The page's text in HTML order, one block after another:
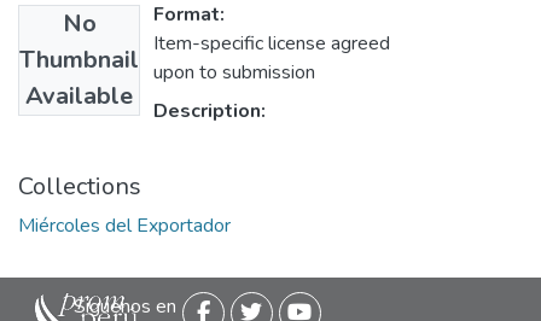
No
Thumbnail
Available
Format:
Item-specific license agreed
upon to submission
Description:
Collections
Miércoles del Exportador
Siguenos en